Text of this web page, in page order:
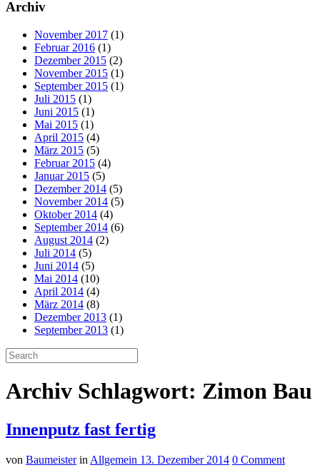
Archiv
November 2017 (1)
Februar 2016 (1)
Dezember 2015 (2)
November 2015 (1)
September 2015 (1)
Juli 2015 (1)
Juni 2015 (1)
Mai 2015 (1)
April 2015 (4)
März 2015 (5)
Februar 2015 (4)
Januar 2015 (5)
Dezember 2014 (5)
November 2014 (5)
Oktober 2014 (4)
September 2014 (6)
August 2014 (2)
Juli 2014 (5)
Juni 2014 (5)
Mai 2014 (10)
April 2014 (4)
März 2014 (8)
Dezember 2013 (1)
September 2013 (1)
Archiv Schlagwort: Zimon Bau
Innenputz fast fertig
von Baumeisterin Allgemein 13. Dezember 2014 0 Comment